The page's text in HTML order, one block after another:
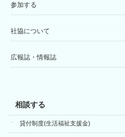
参加する
社協について
広報誌・情報誌
相談する
貸付制度(生活福祉支援金)